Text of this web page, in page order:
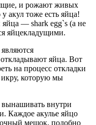
и рожают живых
акул тоже есть яйца!
— shark egg`s (а не
яйцекладущими.
являются
яйца. Вот
на процесс откладки
которую мы
внутри
Каждое акулье яйцо
мешок, подобно